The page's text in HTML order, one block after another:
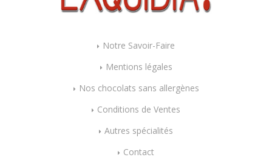
Notre Savoir-Faire
Mentions légales
Nos chocolats sans allergènes
Conditions de Ventes
Autres spécialités
Contact